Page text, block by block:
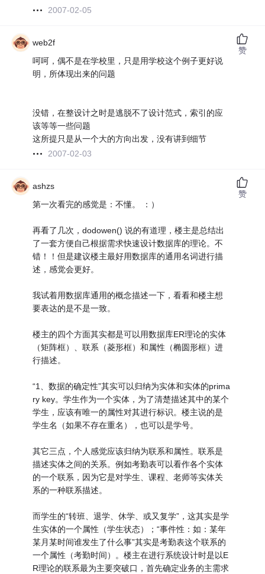
2007-02-05
web2f
呵呵，偶不是在学校里，只是用学校这个例子更好说
明，所体现出来的问题
没错，在整设计之时是逃脱不了设计范式，索引的应
该等等一些问题
这所提只是从一个大的方向出发，没有讲到细节
2007-02-03
赞
ashzs
第一次看完的感觉是：不懂。 ：）
再看了几次，dodowen() 说的有道理，楼主是总结出
了一套方便自己根据需求快速设计数据库的理论。不
错！！但是建议楼主最好用数据库的通用名词进行描
述，感觉会更好。
我试着用数据库通用的概念描述一下，看看和楼主想
要表达的是不是一致。
楼主的四个方面其实都是可以用数据库ER理论的实体
（矩阵框）、联系（菱形框）和属性（椭圆形框）进
行描述。
“1、数据的确定性”其实可以归纳为实体和实体的prima
ry key。学生作为一个实体，为了清楚描述其中的某个
学生，应该有唯一的属性对其进行标识。楼主说的是
学生名（如果不存在重名），也可以是学号。
其它三点，个人感觉应该归纳为联系和属性。联系是
描述实体之间的关系。例如考勤表可以看作各个实体
的一个联系，因为它是对学生、课程、老师等实体关
系的一种联系描述。
而学生的“转班、退学、休学、或又复学”，这其实是学
生实体的一个属性（学生状态）；“事件性：如：某年
某月某时间谁发生了什么事”其实是考勤表这个联系的
一个属性（考勤时间）。楼主在进行系统设计时是以E
R理论的联系最为主要突破口，首先确定业务的主需求
赞